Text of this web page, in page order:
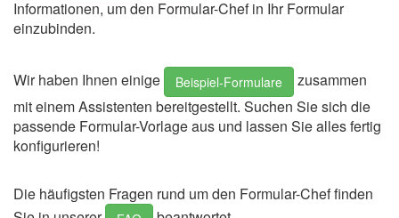
Informationen, um den Formular-Chef in Ihr Formular
einzubinden.
Wir haben Ihnen einige Beispiel-Formulare
zusammen
mit einem Assistenten bereitgestellt. Suchen Sie sich die
passende Formular-Vorlage aus und lassen Sie alles fertig
konfigurieren!
Die häufigsten Fragen rund um den Formular-Chef finden